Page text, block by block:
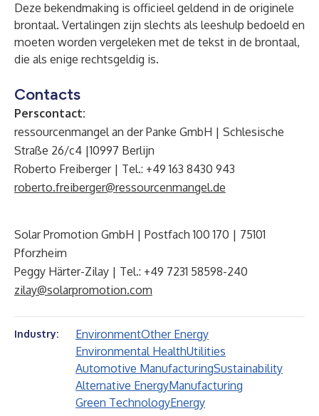
Deze bekendmaking is officieel geldend in de originele
brontaal. Vertalingen zijn slechts als leeshulp bedoeld en
moeten worden vergeleken met de tekst in de brontaal,
die als enige rechtsgeldig is.
Contacts
Perscontact:
ressourcenmangel an der Panke GmbH | Schlesische
Straße 26/c4 |10997 Berlijn
Roberto Freiberger | Tel.: +49 163 8430 943
roberto.freiberger@ressourcenmangel.de
Solar Promotion GmbH | Postfach 100 170 | 75101
Pforzheim
Peggy Härter-Zilay | Tel.: +49 7231 58598-240
zilay@solarpromotion.com
Industry: EnvironmentOther Energy
Environmental HealthUtilities
Automotive ManufacturingSustainability
Alternative EnergyManufacturing
Green TechnologyEnergy